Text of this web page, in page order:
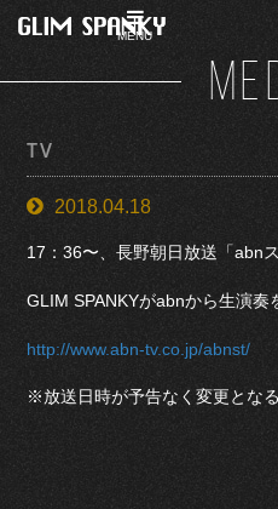
MENU
TV
2018.04.18
17：36〜、長野朝日放送「abn
GLIM SPANKYがabnから生演奏
http://www.abn-tv.co.jp/abnst/
※放送日時が予告なく変更とな